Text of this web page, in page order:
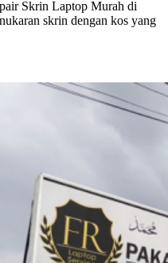
Skrin Laptop Murah di
skrin dengan kos yang